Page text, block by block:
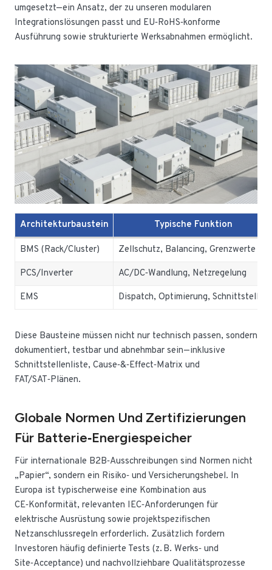
umgesetzt—ein Ansatz, der zu unseren modularen
Integrationslösungen passt und EU‑RoHS‑konforme
Ausführung sowie strukturierte Werksabnahmen ermöglicht.
Architekturbaustein Typische Funktion
BMS (Rack/Cluster) Zellschutz, Balancing, Grenzwerte
PCS/Inverter AC/DC‑Wandlung, Netzregelung
EMS Dispatch, Optimierung, Schnittstellen
Diese Bausteine müssen nicht nur technisch passen, sondern
dokumentiert, testbar und abnehmbar sein—inklusive
Schnittstellenliste, Cause‑&‑Effect‑Matrix und
FAT/SAT‑Plänen.
Globale Normen Und Zertifizierungen
Für Batterie‑Energiespeicher
Für internationale B2B‑Ausschreibungen sind Normen nicht
„Papier“, sondern ein Risiko‑ und Versicherungshebel. In
Europa ist typischerweise eine Kombination aus
CE‑Konformität, relevanten IEC‑Anforderungen für
elektrische Ausrüstung sowie projektspezifischen
Netzanschlussregeln erforderlich. Zusätzlich fordern
Investoren häufig definierte Tests (z. B. Werks‑ und
Site‑Acceptance) und nachvollziehbare Qualitätsprozesse